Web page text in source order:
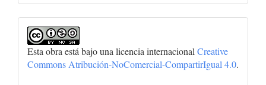
Esta obra está bajo una licencia internacionalCreative
Commons Atribución-NoComercial-CompartirIgual 4.0.